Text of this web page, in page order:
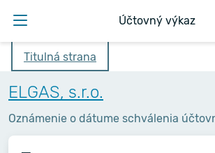
Účtovný výkaz
Titulná strana
ELGAS, s.r.o.
Oznámenie o dátume schválenia